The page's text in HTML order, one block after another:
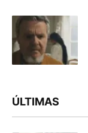
ÚLTIMAS